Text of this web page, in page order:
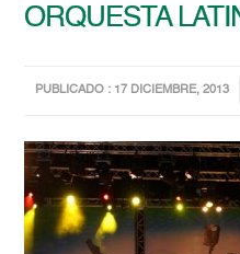
ORQUESTA
PUBLICADO : 17 DICIEMBRE, 2013